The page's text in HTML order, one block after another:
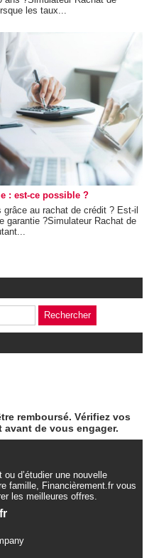
les taux...
: est-ce possible ?
au rachat de crédit ? Est-il
garantie ?Simulateur Rachat de
remboursé. Vérifiez vos
avant de vous engager.
d’étudier une nouvelle
famille, Financièrement.fr vous
les meilleures offres.